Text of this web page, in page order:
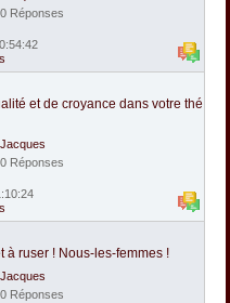
Réponses
et de croyance dans votre thé
Jacques
Réponses
à ruser ! Nous-les-femmes !
Jacques
Réponses